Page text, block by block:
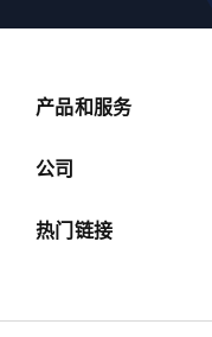
产品和服务
公司
热门链接